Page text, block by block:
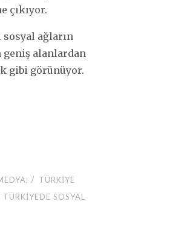
çıkıyor.
ağların
alanlardan
gibi görünüyor.
/ TÜRKIYE
TÜRKIYEDE SOSYAL